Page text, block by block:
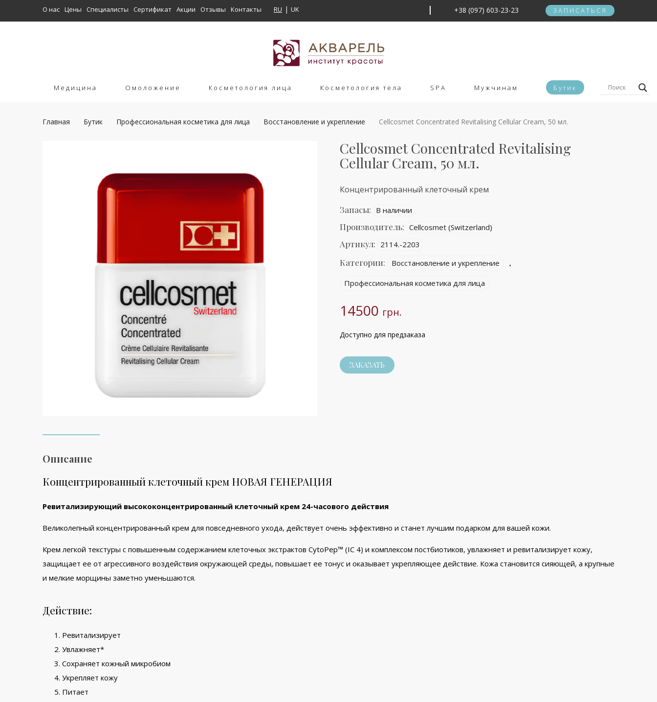
О нас Цены Специалисты Сертификат Акции Отзывы Контакты RU UK +38 (097) 603-23-23 ЗАПИСАТЬСЯ
Медицина Омоложение Косметология лица Косметология тела SPA Мужчинам Бутик
Главная Бутик Профессиональная косметика для лица Восстановление и укрепление Cellcosmet Сoncentrated Revitalising Cellular Cream, 50 мл.
Cellcosmet Сoncentrated Revitalising
Cellular Cream, 50 мл.
Концентрированный клеточный крем
Запасы: В наличии
Производитель: Cellcosmet (Switzerland)
Артикул: 2114.-2203
Категории: Восстановление и укрепление ,
Профессиональная косметика для лица
14500 грн.
Доступно для предзаказа
ЗАКАЗАТЬ
Описание
Концентрированный клеточный крем НОВАЯ ГЕНЕРАЦИЯ
Ревитализирующий высококонцентрированный клеточный крем 24-часового действия
Великолепный концентрированный крем для повседневного ухода, действует очень эффективно и станет лучшим подарком для вашей кожи.
Крем легкой текстуры с повышенным содержанием клеточных экстрактов CytoPep™ (IC 4) и комплексом постбиотиков, увлажняет и ревитализирует кожу,
защищает ее от агрессивного воздействия окружающей среды, повышает ее тонус и оказывает укрепляющее действие. Кожа становится сияющей, а крупные
и мелкие морщины заметно уменьшаются.
Действие:
Ревитализирует
Увлажняет*
Сохраняет кожный микробиом
Укрепляет кожу
Питает